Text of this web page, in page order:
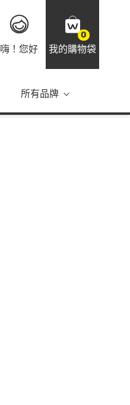
嗨！您好
0
我的購物袋
所有品牌